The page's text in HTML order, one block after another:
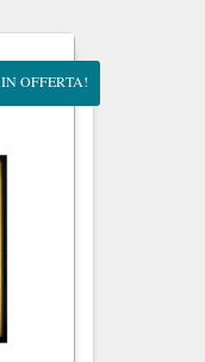
IN OFFERTA!